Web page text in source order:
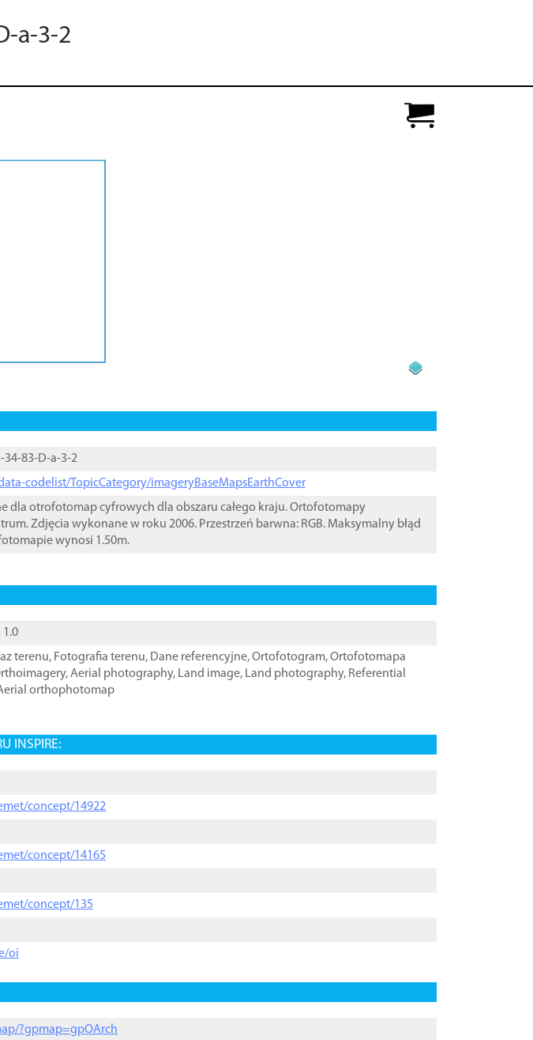
a-3-2
34-83-D-a-3-2
codelist/TopicCategory/imageryBaseMapsEarthCover
dla otrofotomap cyfrowych dla obszaru całego kraju. Ortofotomapy
Zdjęcia wykonane w roku 2006. Przestrzeń barwna: RGB. Maksymalny błąd
wynosi 1.50m.
1.0
terenu, Fotografia terenu, Dane referencyjne,Ortofotogram,Ortofotomapa
,Aerial photography, Land image, Land photography, Referential
orthophotomap
INSPIRE:
concept/14922
concept/14165
concept/135
oi
?gpmap=gpOArch